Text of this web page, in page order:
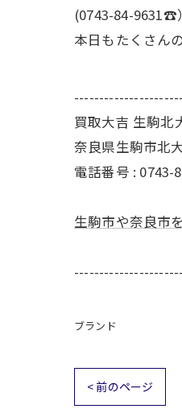
(0743-84-9631☎️）
本日もたくさん
買取大吉 生駒北
奈良県生駒市北
電話番号 : 0743-
生駒市や奈良市
ブランド
< 前のページ